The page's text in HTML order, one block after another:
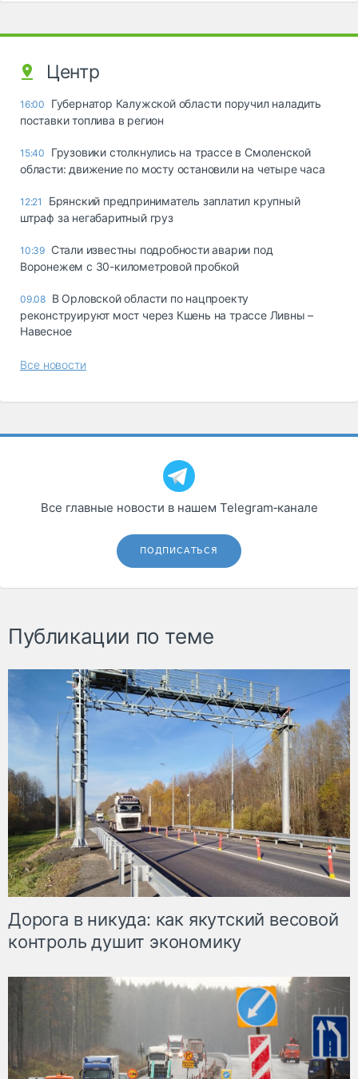
Центр
16:00
Губернатор Калужской области поручил наладить
поставки топлива в регион
15:40
Грузовики столкнулись на трассе в Смоленской
области: движение по мосту остановили на четыре часа
12:21
Брянский предприниматель заплатил крупный
штраф за негабаритный груз
10:39 Стали известны подробности аварии под
Воронежем с 30-километровой пробкой
09.08 В Орловской области по нацпроекту
реконструируют мост через Кшень на трассе Ливны –
Навесное
Все новости
Все главные новости в нашем Telegram‑канале
ПОДПИСАТЬСЯ
Публикации по теме
Дорога в никуда: как якутский весовой
контроль душит экономику